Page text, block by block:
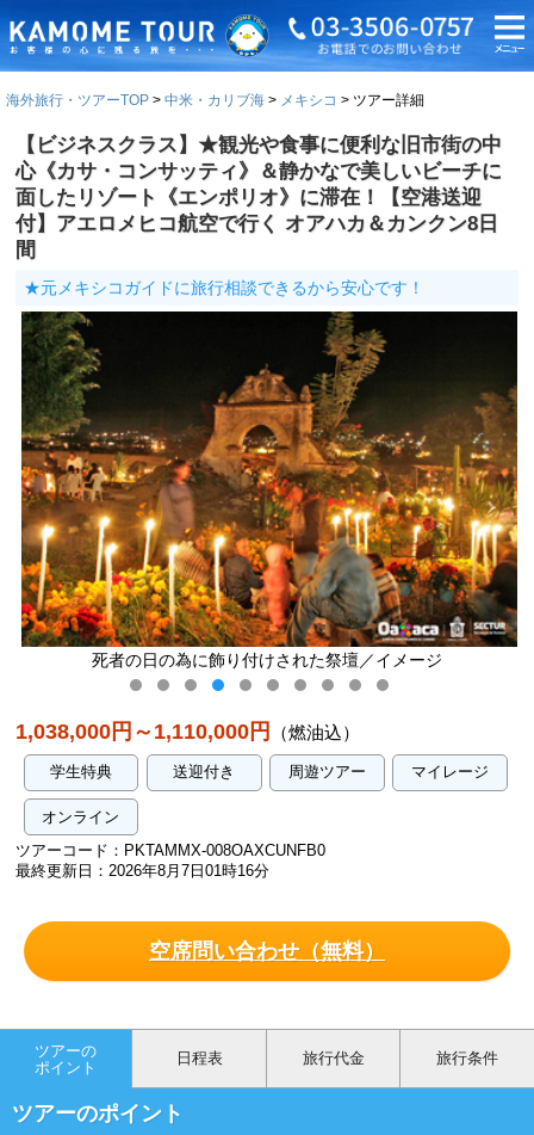
海外旅行・ツアーTOP 中米・カリブ海 メキシコ ツアー詳細
【ビジネスクラス】★観光や食事に便利な旧市街の中
心《カサ・コンサッティ》＆静かなで美しいビーチに
面したリゾート《エンポリオ》に滞在！【空港送迎
付】アエロメヒコ航空で行く オアハカ＆カンクン8日
間
★元メキシコガイドに旅行相談できるから安心です！
死者の日の為に飾り付けされた祭壇／イメージ
1,038,000円～1,110,000円 （燃油込）
学生特典 送迎付き 周遊ツアー マイレージ
オンライン
ツアーコード：PKTAMMX-008OAXCUNFB0
最終更新日：2026年8月7日01時16分
空席問い合わせ（無料）
ツアーの
ポイント
日程表 旅行代金 旅行条件
ツアーのポイント